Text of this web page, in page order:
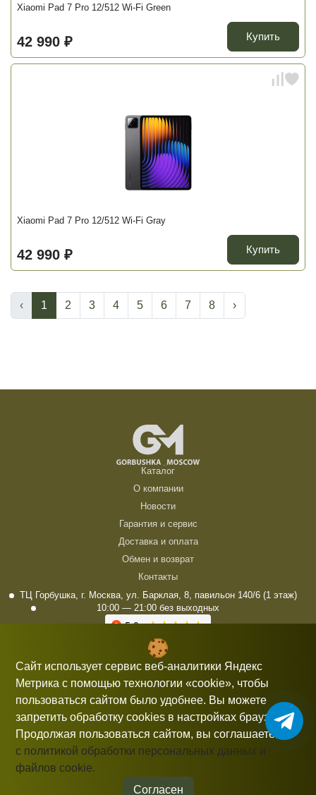
Xiaomi Pad 7 Pro 12/512 Wi-Fi Green
42 990 ₽ Купить
Xiaomi Pad 7 Pro 12/512 Wi-Fi Gray
42 990 ₽ Купить
‹ 1 2 3 4 5 6 7 8 ›
Каталог
О компании
Новости
Гарантия и сервис
Доставка и оплата
Обмен и возврат
Контакты
ТЦ Горбушка, г. Москва, ул. Барклая, 8, павильон 140/6 (1 этаж)
10:00 — 21:00 без выходных
+7 (926) 714 00 54
gorbushka-moscow@yandex.ru
Информация, представленная на сайте, не является публичной
офертой.
Политика конфиденциальности
Разработка сайта
Сайт использует сервис веб-аналитики Яндекс
Метрика с помощью технологии «cookie», чтобы
пользоваться сайтом было удобнее. Вы можете
запретить обработку cookies в настройках браузера.
Продолжая пользоваться сайтом, вы соглашаетесь
с политикой обработки персональных данных и
файлов cookie.
Согласен